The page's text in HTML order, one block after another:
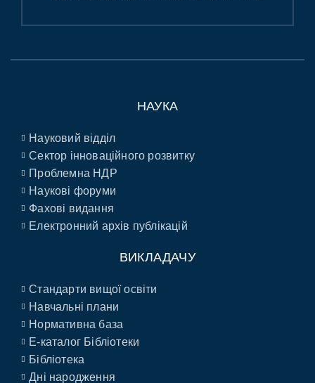
НАУКА
Науковий відділ
Сектор інноваційного розвитку
Проблемна НДР
Наукові форуми
Фахові видання
Електронний архів публікацій
ВИКЛАДАЧУ
Стандарти вищої освіти
Навчальні плани
Нормативна база
E-каталог Бібліотеки
Бібліотека
Дні народження